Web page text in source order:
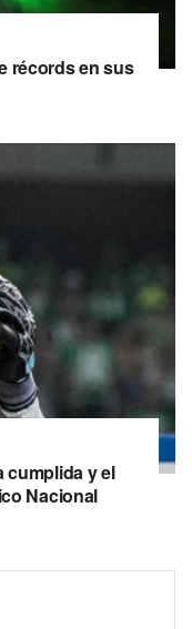
récords en sus
cumplida y el
Nacional